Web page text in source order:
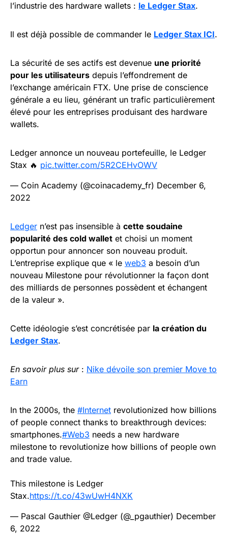
l’industrie des hardware wallets : le Ledger Stax.
Il est déjà possible de commander le Ledger Stax ICI.
La sécurité de ses actifs est devenue une priorité
pour les utilisateurs depuis l’effondrement de
l’exchange américain FTX. Une prise de conscience
générale a eu lieu, générant un trafic particulièrement
élevé pour les entreprises produisant des hardware
wallets.
Ledger annonce un nouveau portefeuille, le Ledger
Stax 🔥 pic.twitter.com/5R2CEHvOWV
— Coin Academy (@coinacademy_fr) December 6,
2022
Ledger n’est pas insensible à cette soudaine
popularité des cold wallet et choisi un moment
opportun pour annoncer son nouveau produit.
L’entreprise explique que « le web3 a besoin d’un
nouveau Milestone pour révolutionner la façon dont
des milliards de personnes possèdent et échangent
de la valeur ».
Cette idéologie s’est concrétisée par la création du
Ledger Stax.
En savoir plus sur: Nike dévoile son premier Move to
Earn
In the 2000s, the #Internet revolutionized how billions
of people connect thanks to breakthrough devices:
smartphones.#Web3 needs a new hardware
milestone to revolutionize how billions of people own
and trade value.
This milestone is Ledger
Stax.https://t.co/43wUwH4NXK
— Pascal Gauthier @Ledger (@_pgauthier) December
6, 2022